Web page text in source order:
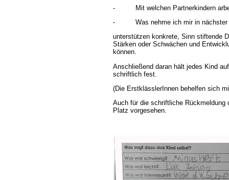
-
Mit welchen Partnerkindern
-
Was nehme ich mir in
unterstützen konkrete, Sinn stiftende
Stärken oder Schwächen und
können.
Anschließend daran hält jedes Kind
schriftlich fest.
(Die ErstklässlerInnen behelfen sich
Auch für die schriftliche Rückmeldung
Platz vorgesehen.